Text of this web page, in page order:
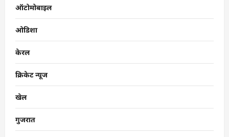
ऑटोमोबाइल
ओडिशा
केरल
क्रिकेट न्यूज
खेल
गुजरात